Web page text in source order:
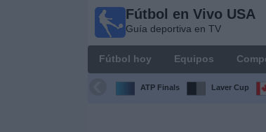
Fútbol en Vivo USA
Guía deportiva en TV
Fútbol hoy Equipos
ATP Finals Laver Cup